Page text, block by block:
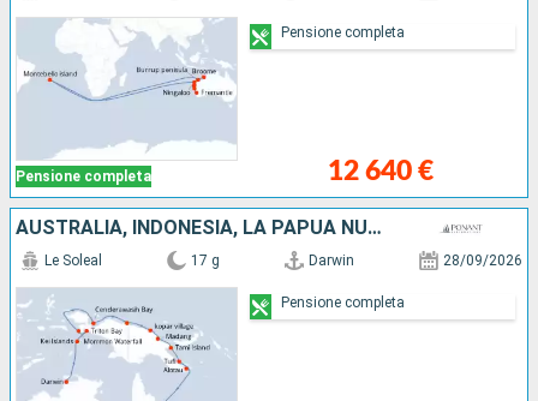
Pensione completa 12 640 €
Pensione completa
AUSTRALIA, INDONESIA, LA PAPUA NUOVA GUINEA
Le Soleal 17 g Darwin 28/09/2026
Pensione completa